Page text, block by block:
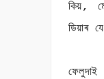
কিয়,
ডিয়াৰ